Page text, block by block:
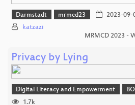
Darmstadt mrmcd23 2023-09-
katzazi
MRMCD 2023 -
Privacy by Lying
Digital Literacy and Empowerment
1.7k